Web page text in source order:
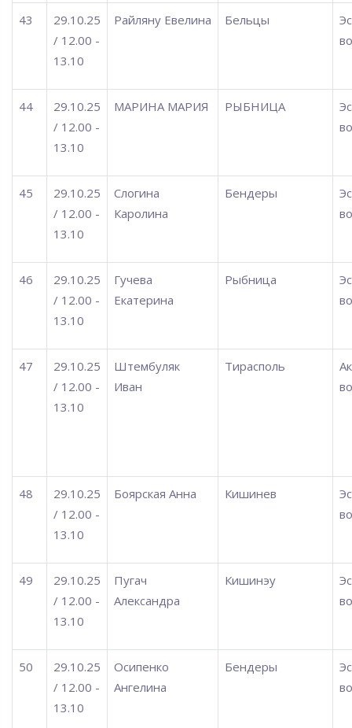
43
29.10.25
/ 12.00 -
13.10
Райляну Евелина Бельцы
44
29.10.25
/ 12.00 -
13.10
МАРИНА МАРИЯ РЫБНИЦА
45
29.10.25
/ 12.00 -
13.10
Слогина
Каролина
Бендеры
46
29.10.25
/ 12.00 -
13.10
Гучева
Екатерина
Рыбница
47
29.10.25
/ 12.00 -
13.10
Штембуляк
Иван
Тирасполь
48
29.10.25
/ 12.00 -
13.10
Боярская Анна Кишинев
49
29.10.25
/ 12.00 -
13.10
Пугач
Александра
Кишинэу
50
29.10.25
/ 12.00 -
13.10
Осипенко
Ангелина
Бендеры